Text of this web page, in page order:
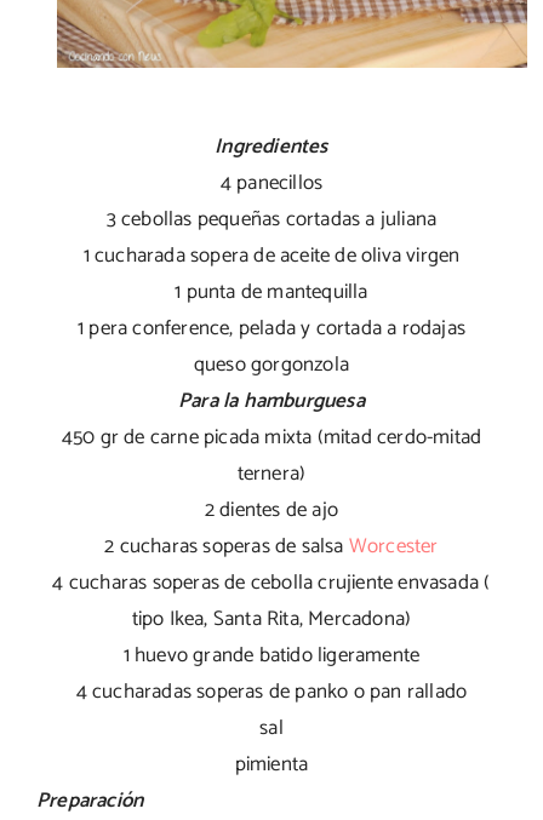
Ingredientes
4 panecillos
3 cebollas pequeñas cortadas a juliana
1 cucharada sopera de aceite de oliva virgen
1 punta de mantequilla
1 pera conference, pelada y cortada a rodajas
queso gorgonzola
Para la hamburguesa
450 gr de carne picada mixta (mitad cerdo-mitad
ternera)
2 dientes de ajo
2 cucharas soperas de salsaWorcester
4 cucharas soperas de cebolla crujiente envasada (
tipo Ikea, Santa Rita, Mercadona)
1 huevo grande batido ligeramente
4 cucharadas soperas de panko o pan rallado
sal
pimienta
Preparación